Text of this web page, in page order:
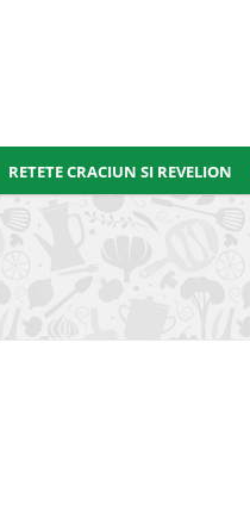
RETETE CRACIUN SI REVELION